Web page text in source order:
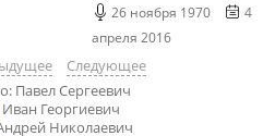
26 ноября 1970
4
апреля 2016
Следующее
Павел Сергеевич
Иван Георгиевич
Николаевич